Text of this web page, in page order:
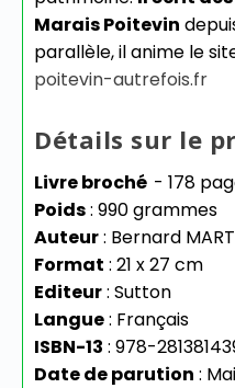
Marais Poitevin
parallèle, il anime le
poitevin-autrefois.fr
Détails sur le
Livre broché - 178
Poids: 990 grammes
Auteur: Bernard
Format : 21 x 27 cm
Editeur: Sutton
Langue: Français
ISBN-13 : 978-
Date de parution :